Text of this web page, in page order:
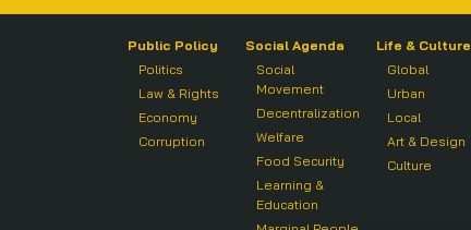
Public Policy
Politics
Law & Rights
Economy
Corruption
Social Agenda
Social
Movement
Decentralization
Welfare
Food Security
Learning &
Education
Life & Culture
Global
Urban
Local
Art & Design
Culture